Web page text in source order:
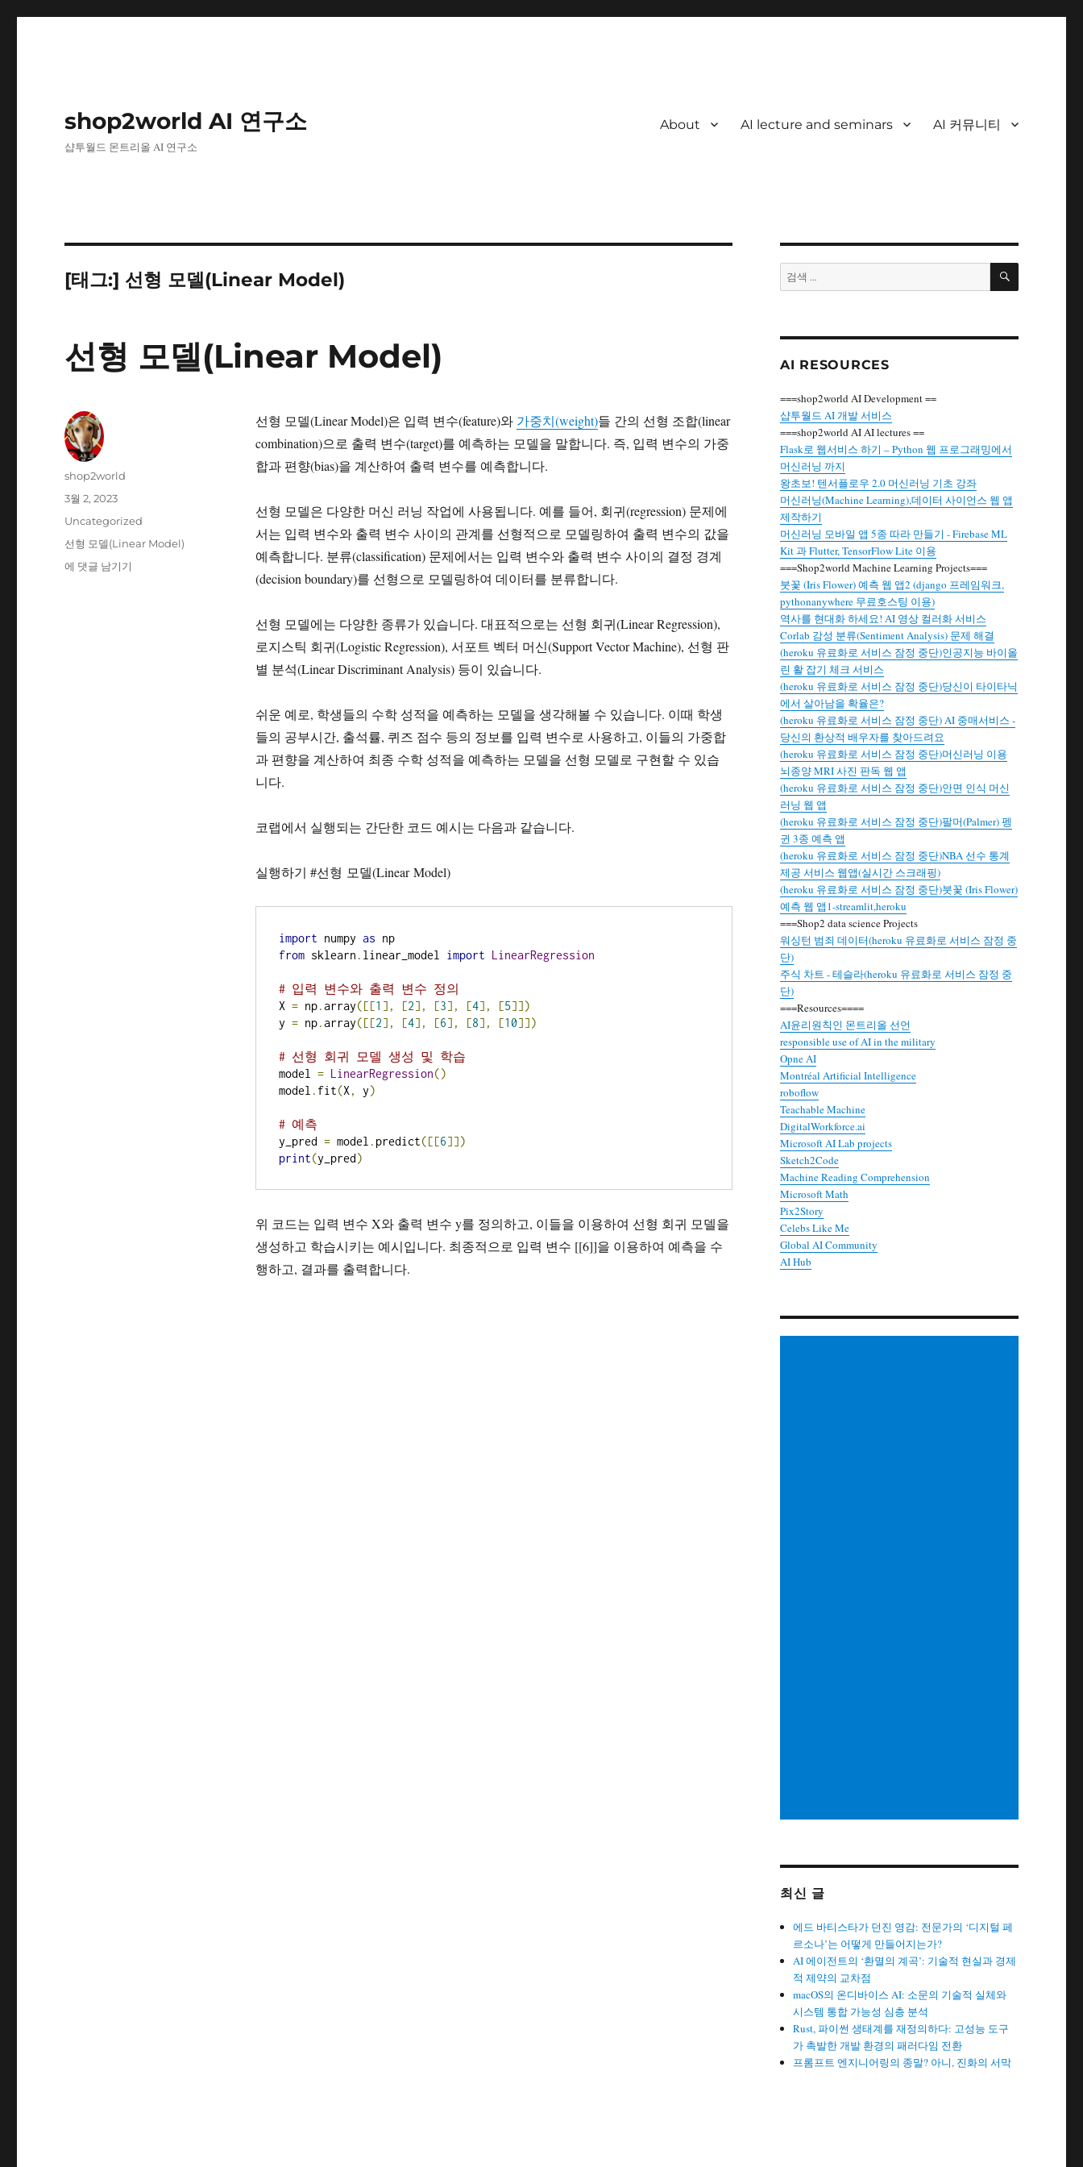
shop2world AI 연구소
샵투월드 몬트리올 AI 연구소
About AI lecture and seminars AI 커뮤니티
[태그:] 선형 모델(Linear Model)
선형 모델(Linear Model)
선형 모델(Linear Model)은 입력 변수(feature)와 가중치(weight)들 간의 선형 조합(linear
combination)으로 출력 변수(target)를 예측하는 모델을 말합니다. 즉, 입력 변수의 가중
합과 편향(bias)을 계산하여 출력 변수를 예측합니다.
선형 모델은 다양한 머신 러닝 작업에 사용됩니다. 예를 들어, 회귀(regression) 문제에
서는 입력 변수와 출력 변수 사이의 관계를 선형적으로 모델링하여 출력 변수의 값을
예측합니다. 분류(classification) 문제에서는 입력 변수와 출력 변수 사이의 결정 경계
(decision boundary)를 선형으로 모델링하여 데이터를 분류합니다.
선형 모델에는 다양한 종류가 있습니다. 대표적으로는 선형 회귀(Linear Regression),
로지스틱 회귀(Logistic Regression), 서포트 벡터 머신(Support Vector Machine), 선형 판
별 분석(Linear Discriminant Analysis) 등이 있습니다.
쉬운 예로, 학생들의 수학 성적을 예측하는 모델을 생각해볼 수 있습니다. 이때 학생
들의 공부시간, 출석률, 퀴즈 점수 등의 정보를 입력 변수로 사용하고, 이들의 가중합
과 편향을 계산하여 최종 수학 성적을 예측하는 모델을 선형 모델로 구현할 수 있습
니다.
코랩에서 실행되는 간단한 코드 예시는 다음과 같습니다.
실행하기 #선형 모델(Linear Model)
import numpy as
np
from sklearn . linear_model import LinearRegression
# 입력 변수와 출력 변수 정의
X = np.array([[1 ], [2], [3], [4], [5]])
y = np.array([[2], [4], [6], [8], [10]])
# 선형 회귀 모델 생성 및 학습
model = LinearRegression()
model . fit(X , y)
# 예측
y_pred = model . predict([[6]])
print(y_pred)
위 코드는 입력 변수 X와 출력 변수 y를 정의하고, 이들을 이용하여 선형 회귀 모델을
생성하고 학습시키는 예시입니다. 최종적으로 입력 변수 [[6]]을 이용하여 예측을 수
행하고, 결과를 출력합니다.
글
쓴
shop2world
작
자
3월 2, 2023
카
테
리
Uncategorized
태
그
선형 모델(Linear Model)
선
에 댓글 남기기
검
색:
검
AI RESOURCES
===shop2world AI Development ==
샵투월드 AI 개발 서비스
===shop2world AI AI lectures ==
Flask로 웹서비스 하기 – Python 웹 프로그래밍에서
머신러닝 까지
왕초보! 텐서플로우 2.0 머신러닝 기초 강좌
머신러닝(Machine Learning),데이터 사이언스 웹 앱
제작하기
머신러닝 모바일 앱 5종 따라 만들기 - Firebase ML
Kit 과 Flutter, TensorFlow Lite 이용
===Shop2world Machine Learning Projects===
붓꽃 (Iris Flower) 예측 웹 앱2 (django 프레임워크,
pythonanywhere 무료호스팅 이용)
역사를 현대화 하세요! AI 영상 컬러화 서비스
Corlab 감성 분류(Sentiment Analysis) 문제 해결
(heroku 유료화로 서비스 잠정 중단)인공지능 바이올
린 활 잡기 체크 서비스
(heroku 유료화로 서비스 잠정 중단)당신이 타이타닉
에서 살아남을 확율은?
(heroku 유료화로 서비스 잠정 중단) AI 중매서비스 -
당신의 환상적 배우자를 찾아드려요
(heroku 유료화로 서비스 잠정 중단)머신러닝 이용
뇌종양 MRI 사진 판독 웹 앱
(heroku 유료화로 서비스 잠정 중단)안면 인식 머신
러닝 웹 앱
(heroku 유료화로 서비스 잠정 중단)팔머(Palmer) 펭
귄 3종 예측 앱
(heroku 유료화로 서비스 잠정 중단)NBA 선수 통계
제공 서비스 웹앱(실시간 스크래핑)
(heroku 유료화로 서비스 잠정 중단)붓꽃 (Iris Flower)
예측 웹 앱1-streamlit,heroku
===Shop2 data science Projects
워싱턴 범죄 데이터(heroku 유료화로 서비스 잠정 중
단)
주식 차트 - 테슬라(heroku 유료화로 서비스 잠정 중
단)
===Resources====
AI윤리원칙인 몬트리올 선언
responsible use of AI in the military
Opne AI
Montréal Artificial Intelligence
roboflow
Teachable Machine
DigitalWorkforce.ai
Microsoft AI Lab projects
Sketch2Code
Machine Reading Comprehension
Microsoft Math
Pix2Story
Celebs Like Me
Global AI Community
AI Hub
최신 글
에드 바티스타가 던진 영감: 전문가의 ‘디지털 페
르소나’는 어떻게 만들어지는가?
AI 에이전트의 ‘환멸의 계곡’: 기술적 현실과 경제
적 제약의 교차점
macOS의 온디바이스 AI: 소문의 기술적 실체와
시스템 통합 가능성 심층 분석
Rust, 파이썬 생태계를 재정의하다: 고성능 도구
가 촉발한 개발 환경의 패러다임 전환
프롬프트 엔지니어링의 종말? 아니, 진화의 서막